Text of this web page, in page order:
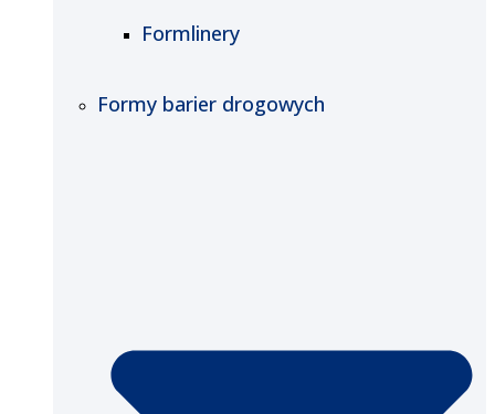
Formlinery
Formy barier drogowych